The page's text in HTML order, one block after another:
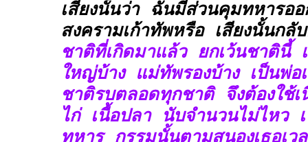
เสียงนั้นว่า ฉันมีส่วนคุมทหารออ
สงครามเก้าทัพหรือ เสียงนั้นกลั
ชาติที่เกิดมาแล้ว ยกเว้นชาตินี้
ใหญ่บ้าง แม่ทัพรองบ้าง เป็นพ่อ
ชาติรบตลอดทุกชาติ จึงต้องใช้
ไก่ เนื้อปลา นับจำนวนไม่ไหว เ